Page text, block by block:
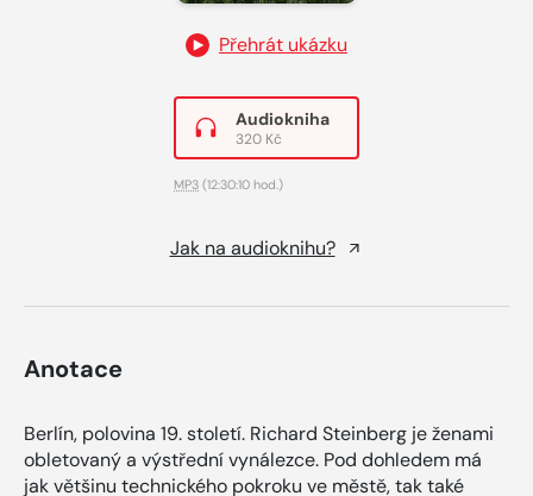
Přehrát ukázku
Audiokniha
320 Kč
MP3 (12:30:10 hod.)
Jak na audioknihu?
Anotace
Berlín, polovina 19. století. Richard Steinberg je ženami
obletovaný a výstřední vynálezce. Pod dohledem má
jak většinu technického pokroku ve městě, tak také